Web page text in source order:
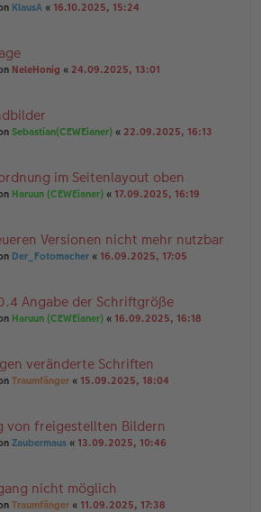
KlausA « 16.10.2025, 15:24
NeleHonig « 24.09.2025, 13:01
Sebastian(CEWEianer) « 22.09.2025, 16:13
im Seitenlayout oben
Haruun (CEWEianer) « 17.09.2025, 16:19
Versionen nicht mehr nutzbar
Der_Fotomacher « 16.09.2025, 17:05
Angabe der Schriftgröße
Haruun (CEWEianer) « 16.09.2025, 16:18
veränderte Schriften
Traumfänger « 15.09.2025, 18:04
von freigestellten Bildern
Zaubermaus « 13.09.2025, 10:46
nicht möglich
Traumfänger « 11.09.2025, 17:38